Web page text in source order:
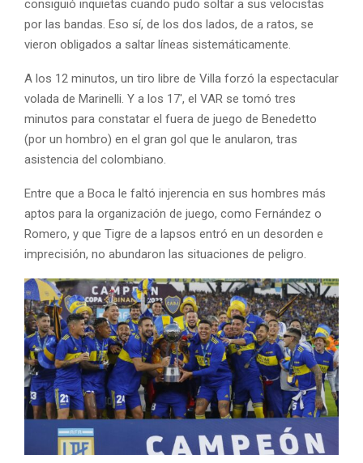
consiguió inquietas cuando pudo soltar a sus velocistas
por las bandas. Eso sí, de los dos lados, de a ratos, se
vieron obligados a saltar líneas sistemáticamente.
A los 12 minutos, un tiro libre de Villa forzó la espectacular
volada de Marinelli. Y a los 17′, el VAR se tomó tres
minutos para constatar el fuera de juego de Benedetto
(por un hombro) en el gran gol que le anularon, tras
asistencia del colombiano.
Entre que a Boca le faltó injerencia en sus hombres más
aptos para la organización de juego, como Fernández o
Romero, y que Tigre de a lapsos entró en un desorden e
imprecisión, no abundaron las situaciones de peligro.